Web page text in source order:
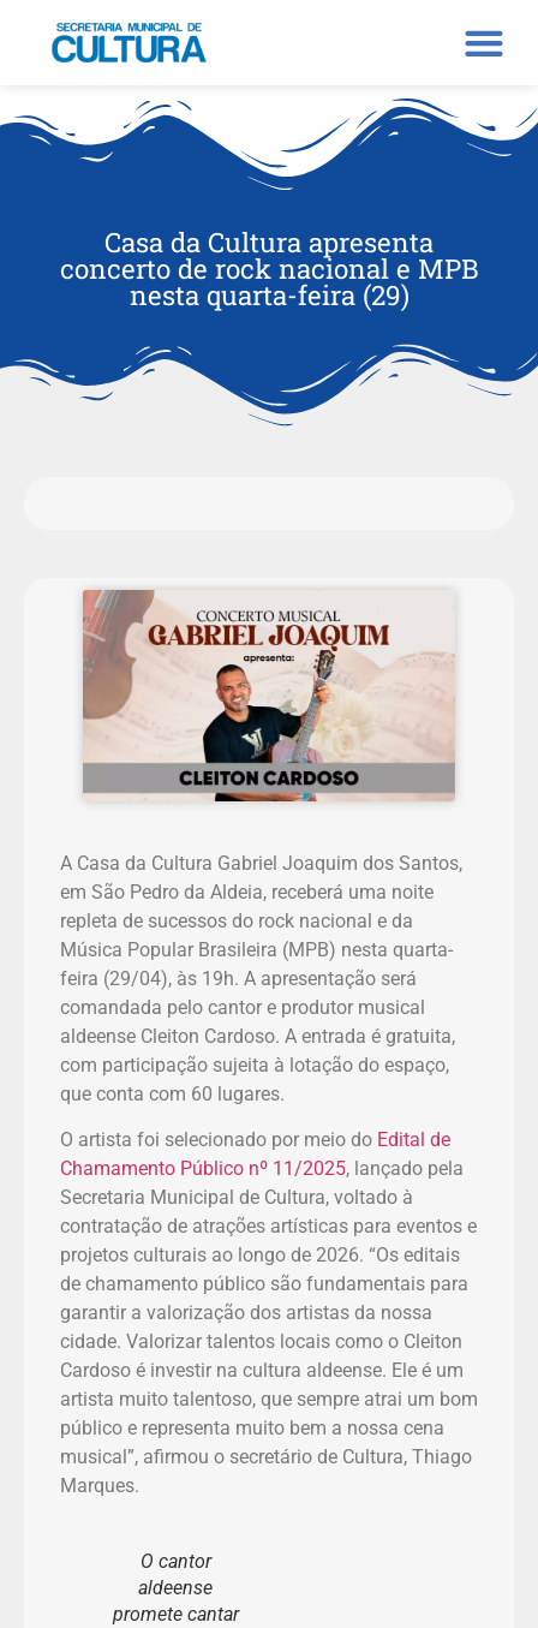
Casa da Cultura apresenta
concerto de rock nacional e MPB
nesta quarta-feira (29)
A Casa da Cultura Gabriel Joaquim dos Santos,
em São Pedro da Aldeia, receberá uma noite
repleta de sucessos do rock nacional e da
Música Popular Brasileira (MPB) nesta quarta-
feira (29/04), às 19h. A apresentação será
comandada pelo cantor e produtor musical
aldeense Cleiton Cardoso. A entrada é gratuita,
com participação sujeita à lotação do espaço,
que conta com 60 lugares.
O artista foi selecionado por meio do Edital de
Chamamento Público nº 11/2025, lançado pela
Secretaria Municipal de Cultura, voltado à
contratação de atrações artísticas para eventos e
projetos culturais ao longo de 2026. “Os editais
de chamamento público são fundamentais para
garantir a valorização dos artistas da nossa
cidade. Valorizar talentos locais como o Cleiton
Cardoso é investir na cultura aldeense. Ele é um
artista muito talentoso, que sempre atrai um bom
público e representa muito bem a nossa cena
musical”, afirmou o secretário de Cultura, Thiago
Marques.
O cantor
aldeense
promete cantar